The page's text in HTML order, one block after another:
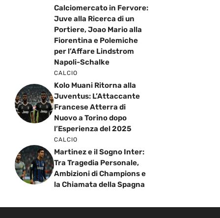
Calciomercato in Fervore:
Juve alla Ricerca di un
Portiere, Joao Mario alla
Fiorentina e Polemiche
per l’Affare Lindstrom
Napoli-Schalke
CALCIO
Kolo Muani Ritorna alla
Juventus: L’Attaccante
Francese Atterra di
Nuovo a Torino dopo
l’Esperienza del 2025
CALCIO
Martinez e il Sogno Inter:
Tra Tragedia Personale,
Ambizioni di Champions e
la Chiamata della Spagna